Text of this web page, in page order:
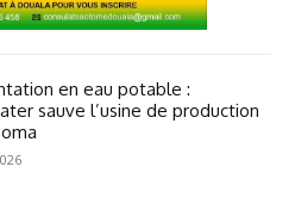
en eau potable :
sauve l’usine de production